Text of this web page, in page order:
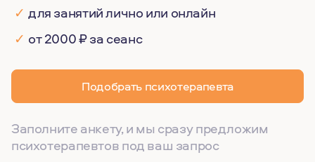
✓ для занятий лично или онлайн
✓ от 2000 ₽ за сеанс
Подобрать психотерапевта
Заполните анкету, и мы сразу предложим
психотерапевтов под ваш запрос